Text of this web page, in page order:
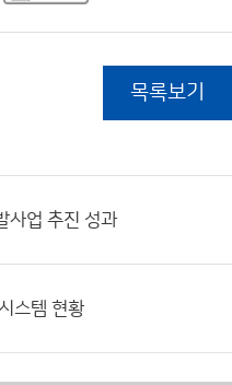
목록보기
사업 추진 성과
스템 현황